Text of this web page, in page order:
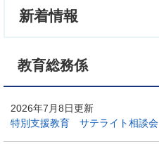
新着情報
教育総務係
2026年7月8日更新
特別支援教育 サテライト相談会